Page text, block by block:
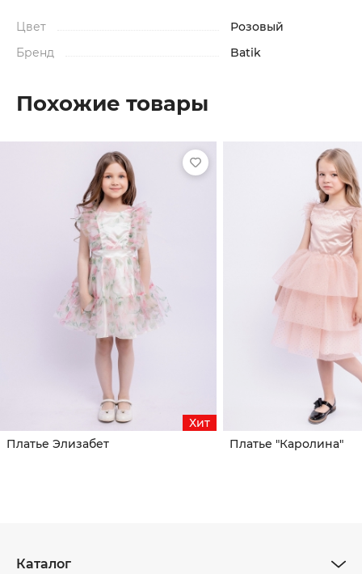
Цвет
Розовый
Бренд
Batik
Похожие товары
Хит
Платье Элизабет
Платье "Каролина"
Каталог